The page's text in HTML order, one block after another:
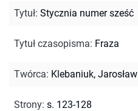
Tytuł: Stycznia numer sześć
Tytuł czasopisma: Fraza
Twórca: Klebaniuk, Jarosław
Strony: s. 123-128